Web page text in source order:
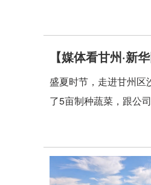
【媒体看甘州·新
盛夏时节，走进甘州区
了5亩制种蔬菜，跟公